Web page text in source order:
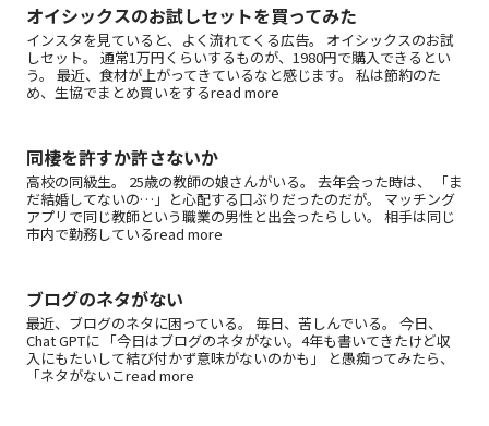
オイシックスのお試しセットを買ってみた
インスタを見ていると、よく流れてくる広告。 オイシックスのお試
しセット。 通常1万円くらいするものが、1980円で購入できるとい
う。 最近、食材が上がってきているなと感じます。 私は節約のた
め、生協でまとめ買いをするread more
同棲を許すか許さないか
高校の同級生。 25歳の教師の娘さんがいる。 去年会った時は、 「ま
だ結婚してないの…」と心配する口ぶりだったのだが。 マッチング
アプリで同じ教師という職業の男性と出会ったらしい。 相手は同じ
市内で勤務しているread more
ブログのネタがない
最近、ブログのネタに困っている。 毎日、苦しんでいる。 今日、
Chat GPTに 「今日はブログのネタがない。4年も書いてきたけど収
入にもたいして結び付かず意味がないのかも」 と愚痴ってみたら、
「ネタがないこread more